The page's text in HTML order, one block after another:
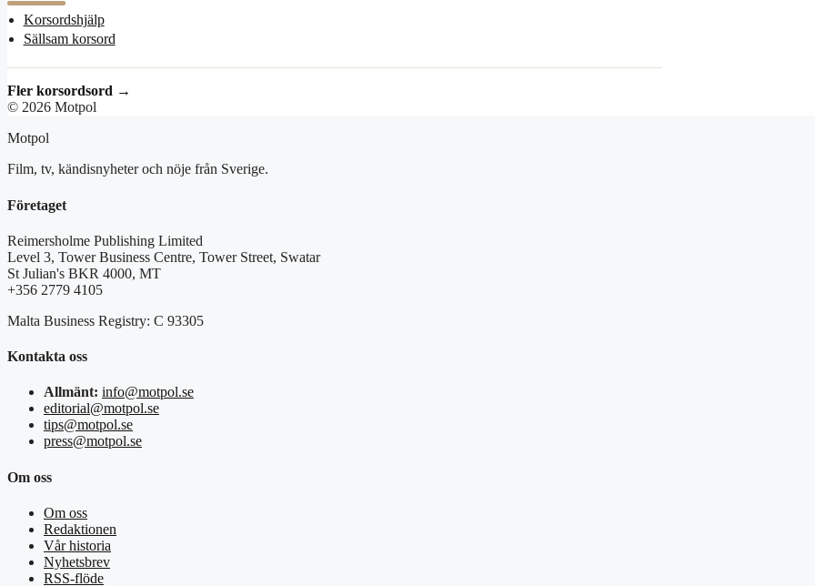
Korsordshjälp
Sällsam korsord
Fler korsordsord →
© 2026 Motpol
Motpol
Film, tv, kändisnyheter och nöje från Sverige.
Företaget
Reimersholme Publishing Limited
Level 3, Tower Business Centre, Tower Street, Swatar
St Julian's BKR 4000, MT
+356 2779 4105
Malta Business Registry: C 93305
Kontakta oss
Allmänt: info@motpol.se
editorial@motpol.se
tips@motpol.se
press@motpol.se
Om oss
Om oss
Redaktionen
Vår historia
Nyhetsbrev
RSS-flöde